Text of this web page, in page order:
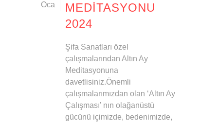
Oca
MEDITASYONU
2024
Şifa Sanatları özel
çalışmalarından Altın Ay
Meditasyonuna
davetlisiniz.Önemli
çalışmalarımızdan olan ‘Altın Ay
Çalışması’ nın olağanüstü
gücünü içimizde, bedenimizde,